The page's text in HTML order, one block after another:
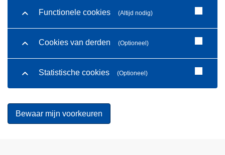
Functionele cookies (Altijd nodig)
Cookies van derden (Optioneel)
Statistische cookies (Optioneel)